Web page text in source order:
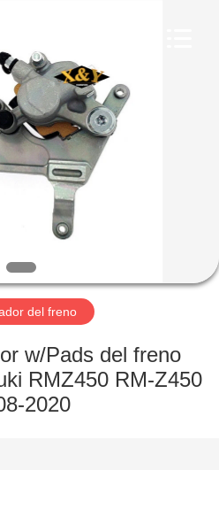
del freno
w/Pads del freno
RMZ450 RM-Z450
2020